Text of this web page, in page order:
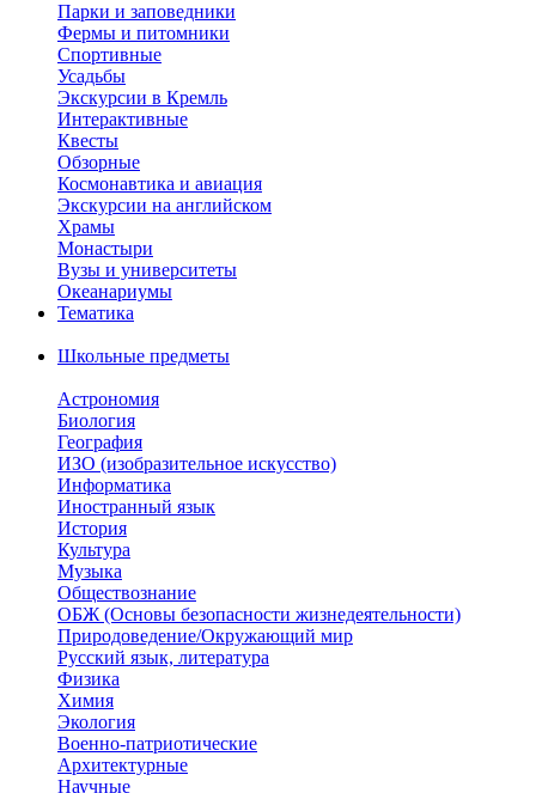
Парки и заповедники
Фермы и питомники
Спортивные
Усадьбы
Экскурсии в Кремль
Интерактивные
Квесты
Обзорные
Космонавтика и авиация
Экскурсии на английском
Храмы
Монастыри
Вузы и университеты
Океанариумы
Тематика
Школьные предметы
Астрономия
Биология
География
ИЗО (изобразительное искусство)
Информатика
Иностранный язык
История
Культура
Музыка
Обществознание
ОБЖ (Основы безопасности жизнедеятельности)
Природоведение/Окружающий мир
Русский язык, литература
Физика
Химия
Экология
Военно-патриотические
Архитектурные
Научные